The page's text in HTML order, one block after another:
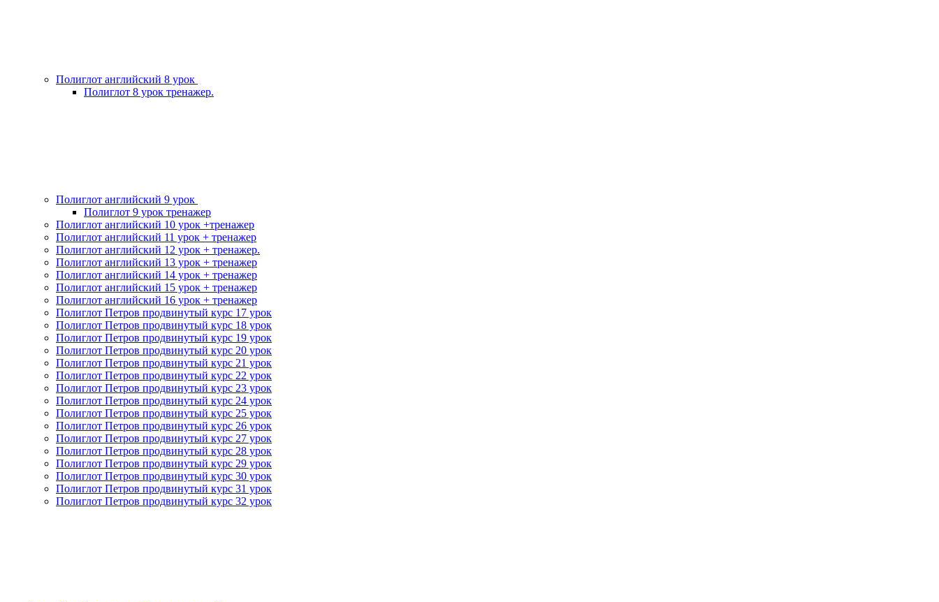
Полиглот английский 8 урок
Полиглот 8 урок тренажер.
Полиглот английский 9 урок
Полиглот 9 урок тренажер
Полиглот английский 10 урок +тренажер
Полиглот английский 11 урок + тренажер
Полиглот английский 12 урок + тренажер.
Полиглот английский 13 урок + тренажер
Полиглот английский 14 урок + тренажер
Полиглот английский 15 урок + тренажер
Полиглот английский 16 урок + тренажер
Полиглот Петров продвинутый курс 17 урок
Полиглот Петров продвинутый курс 18 урок
Полиглот Петров продвинутый курс 19 урок
Полиглот Петров продвинутый курс 20 урок
Полиглот Петров продвинутый курс 21 урок
Полиглот Петров продвинутый курс 22 урок
Полиглот Петров продвинутый курс 23 урок
Полиглот Петров продвинутый курс 24 урок
Полиглот Петров продвинутый курс 25 урок
Полиглот Петров продвинутый курс 26 урок
Полиглот Петров продвинутый курс 27 урок
Полиглот Петров продвинутый курс 28 урок
Полиглот Петров продвинутый курс 29 урок
Полиглот Петров продвинутый курс 30 урок
Полиглот Петров продвинутый курс 31 урок
Полиглот Петров продвинутый курс 32 урок